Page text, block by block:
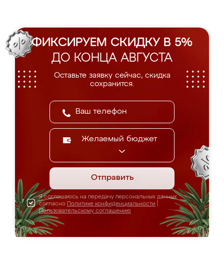
ФИКСИРУЕМ СКИДКУ В 5%
ДО КОНЦА АВГУСТА
Оставьте заявку сейчас, скидка
сохранится.
Желаемый бюджет
Отправить
Я соглашаюсь на передачу персональных данных
согласно Политике конфиденциальности
Пользовательскому соглашению